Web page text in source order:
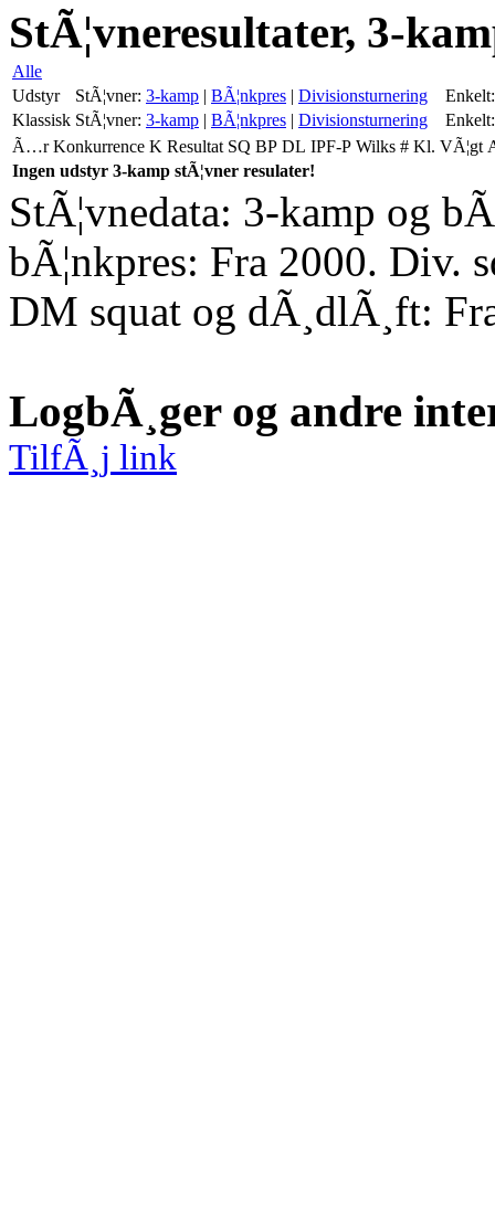
StÃ¦vneresultater, 3-
Alle
Udstyr
StÃ¦vner: 3-kamp | BÃ¦nkpres | Divisionsturnering
Enkelt:
Klassisk StÃ¦vner: 3-kamp | BÃ¦nkpres | Divisionsturnering
Enkelt:
Ã…r Konkurrence K Resultat SQ BP DL IPF-P Wilks # Kl. VÃ¦gt
Ingen udstyr 3-kamp stÃ¦vner resulater!
StÃ¦vnedata: 3-kamp og
bÃ¦nkpres: Fra 2000. Div.
DM squat og dÃ¸dlÃ¸ft:
LogbÃ¸ger og andre
TilfÃ¸j link